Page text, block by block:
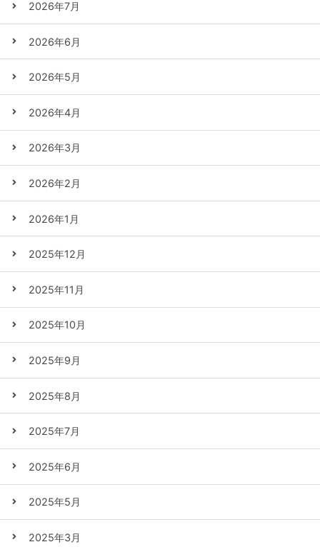
2026年7月
2026年6月
2026年5月
2026年4月
2026年3月
2026年2月
2026年1月
2025年12月
2025年11月
2025年10月
2025年9月
2025年8月
2025年7月
2025年6月
2025年5月
2025年3月